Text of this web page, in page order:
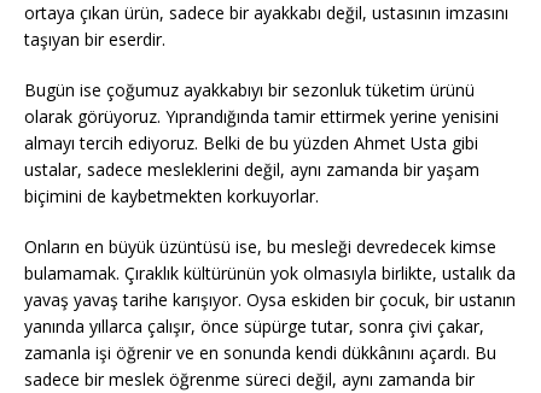
ortaya çıkan ürün, sadece bir ayakkabı değil, ustasının imzasını
taşıyan bir eserdir.
Bugün ise çoğumuz ayakkabıyı bir sezonluk tüketim ürünü
olarak görüyoruz. Yıprandığında tamir ettirmek yerine yenisini
almayı tercih ediyoruz. Belki de bu yüzden Ahmet Usta gibi
ustalar, sadece mesleklerini değil, aynı zamanda bir yaşam
biçimini de kaybetmekten korkuyorlar.
Onların en büyük üzüntüsü ise, bu mesleği devredecek kimse
bulamamak. Çıraklık kültürünün yok olmasıyla birlikte, ustalık da
yavaş yavaş tarihe karışıyor. Oysa eskiden bir çocuk, bir ustanın
yanında yıllarca çalışır, önce süpürge tutar, sonra çivi çakar,
zamanla işi öğrenir ve en sonunda kendi dükkânını açardı. Bu
sadece bir meslek öğrenme süreci değil, aynı zamanda bir